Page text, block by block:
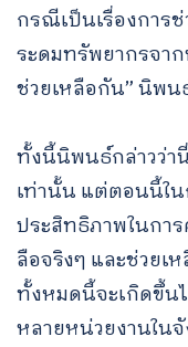
กรณีเป็นเรื่องการ
ระดมทรัพยากรจา
ช่วยเหลือกัน” นิพน
ทั้งนี้นิพนธ์กล่าวว่า
เท่านั้น แต่ตอนนี้ใน
ประสิทธิภาพในกา
ลือจริงๆ และช่วยเ
ทั้งหมดนี้จะเกิดขึ้น
หลายหน่วยงานใน